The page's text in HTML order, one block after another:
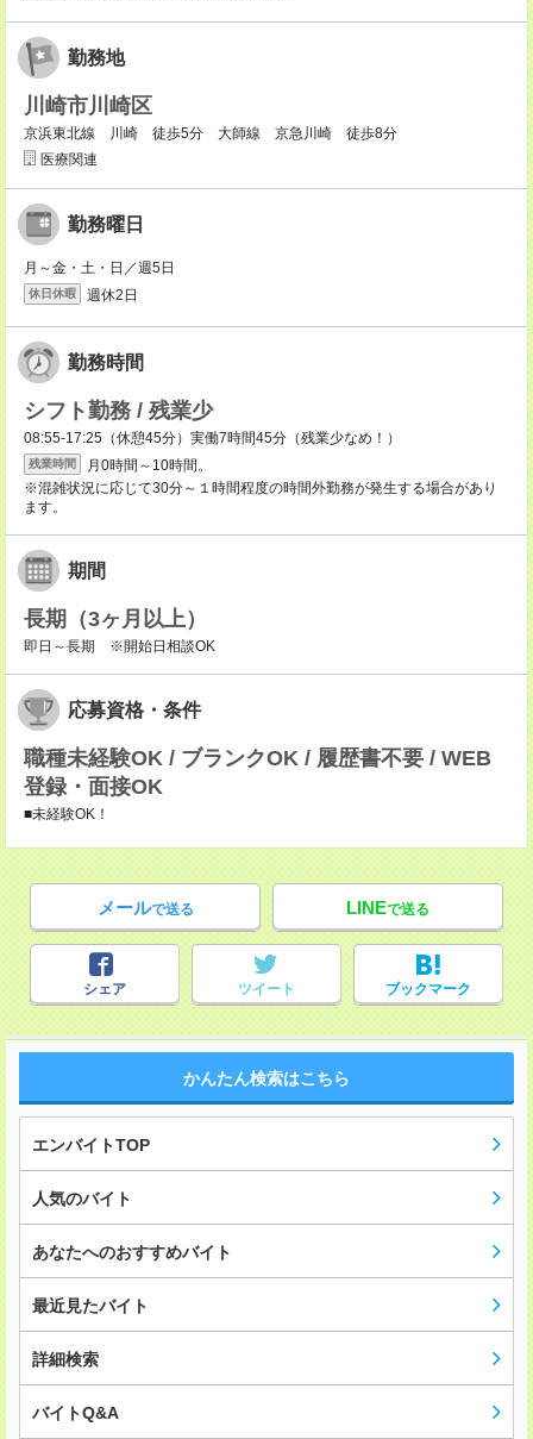
勤務地
川崎市川崎区
京浜東北線 川崎 徒歩5分 大師線 京急川崎 徒歩8分
医療関連
勤務曜日
月～金・土・日／週5日
休日休暇 週休2日
勤務時間
シフト勤務 / 残業少
08:55-17:25（休憩45分）実働7時間45分（残業少なめ！）
残業時間
月0時間～10時間。
※混雑状況に応じて30分～１時間程度の時間外勤務が発生する場合があり
ます。
期間
長期（3ヶ月以上）
即日～長期 ※開始日相談OK
応募資格・条件
職種未経験OK / ブランクOK / 履歴書不要 / WEB
登録・面接OK
■未経験OK！
メールで送る LINEで送る
シェア ツイート ブックマーク
かんたん検索はこちら
エンバイトTOP
人気のバイト
あなたへのおすすめバイト
最近見たバイト
詳細検索
バイトQ&A